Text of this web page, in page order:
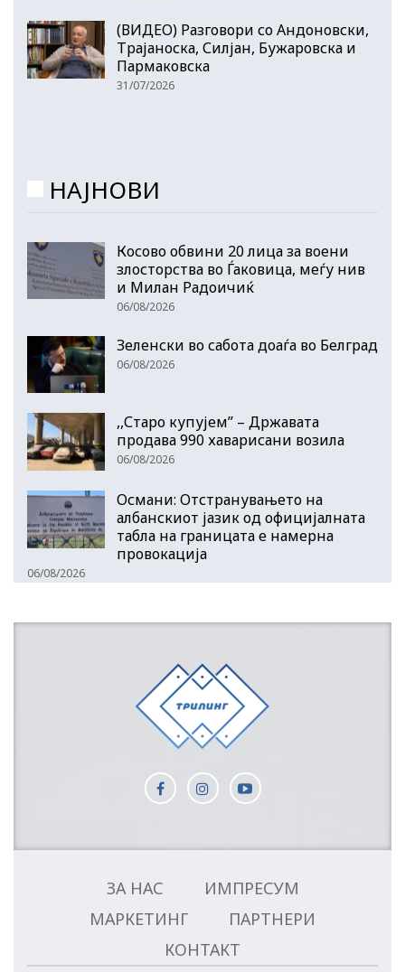
(ВИДЕО) Разговори со Андоновски,
Трајаноска, Силјан, Бужаровска и
Пармаковска
31/07/2026
НАЈНОВИ
Косово обвини 20 лица за воени
злосторства во Ѓаковица, меѓу нив
и Милан Радоичиќ
06/08/2026
Зеленски во сабота доаѓа во Белград
06/08/2026
,,Старо купујем” – Државата
продава 990 хаварисани возила
06/08/2026
Османи: Отстранувањето на
албанскиот јазик од официјалната
табла на границата е намерна
провокација
06/08/2026
ЗА НАС
ИМПРЕСУМ
МАРКЕТИНГ
ПАРТНЕРИ
КОНТАКТ